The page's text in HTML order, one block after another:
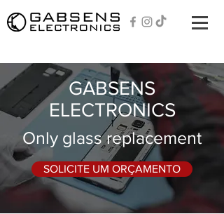
GABSENS
ELECTRONICS
Only glass replacement
SOLICITE UM ORÇAMENTO